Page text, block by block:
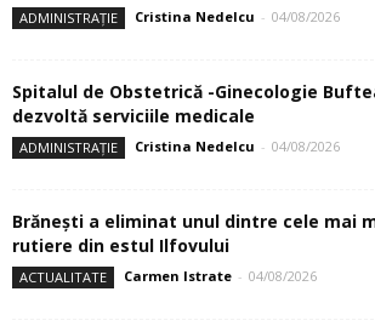
ADMINISTRAȚIE Cristina Nedelcu - 04/08/2026
Spitalul de Obstetrică -Ginecologie
dezvoltă serviciile medicale
ADMINISTRAȚIE Cristina Nedelcu - 04/08/2026
Brănești a eliminat unul dintre cele mai
rutiere din estul Ilfovului
ACTUALITATE Carmen Istrate - 04/08/2026